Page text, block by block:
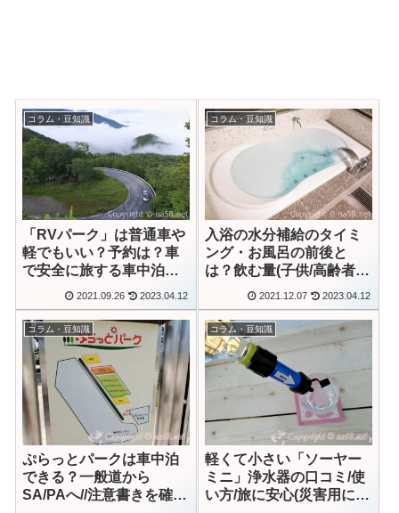
コラム・豆知識
「RVパーク」は普通車や
軽でもいい？予約は？車
で安全に旅する車中泊フ
2021.09.26 2023.04.12
コラム・豆知識
入浴の水分補給のタイミ
ング・お風呂の前後と
は？飲む量(子供/高齢者
2021.12.07 2023.04.12
コラム・豆知識
ぷらっとパークは車中泊
できる？一般道から
SA/PAへ//注意書きを確認
コラム・豆知識
軽くて小さい「ソーヤー
ミニ」浄水器の口コミ/使
い方/旅に安心(災害用に